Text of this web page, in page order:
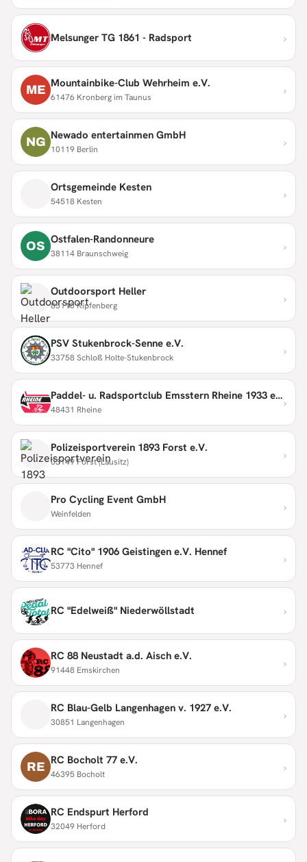
Melsunger TG 1861 - Radsport ›
ME Mountainbike-Club Wehrheim e.V.
61476 Kronberg im Taunus ›
NG Newado entertainmen GmbH
10119 Berlin ›
Ortsgemeinde Kesten
54518 Kesten ›
OS Ostfalen-Randonneure
38114 Braunschweig ›
Outdoorsport Heller
85110 Kipfenberg ›
PSV Stukenbrock-Senne e.V.
33758 Schloß Holte-Stukenbrock ›
Paddel- u. Radsportclub Emsstern Rheine 1933 e.V.
48431 Rheine ›
Polizeisportverein 1893 Forst e.V.
03149 Forst (Lausitz) ›
Pro Cycling Event GmbH
Weinfelden ›
RC "Cito" 1906 Geistingen e.V. Hennef
53773 Hennef ›
RC "Edelweiß" Niederwöllstadt ›
RC 88 Neustadt a.d. Aisch e.V.
91448 Emskirchen ›
RC Blau-Gelb Langenhagen v. 1927 e.V.
30851 Langenhagen ›
RE RC Bocholt 77 e.V.
46395 Bocholt ›
RC Endspurt Herford
32049 Herford ›